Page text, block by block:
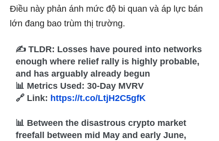
Điều này phản ánh mức độ bi quan và áp lực bán
lớn đang bao trùm thị trường.
✍️ TLDR: Losses have poured into networks
enough where relief rally is highly probable,
and has arguably already begun
📊 Metrics Used: 30-Day MVRV
🔗 Link: https://t.co/LtjH2C5gfK
📊 Between the disastrous crypto market
freefall between mid May and early June,